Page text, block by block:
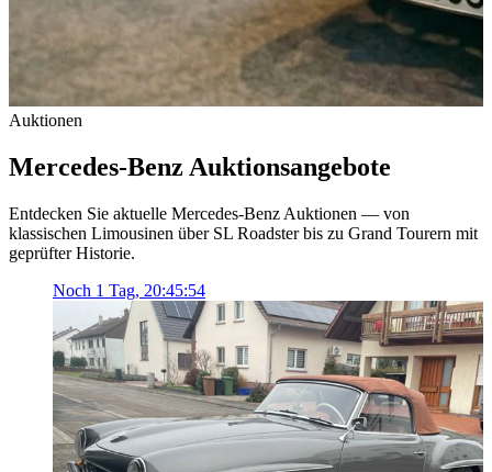
Auktionen
Mercedes-Benz Auktionsangebote
Entdecken Sie aktuelle Mercedes-Benz Auktionen — von
klassischen Limousinen über SL Roadster bis zu Grand Tourern mit
geprüfter Historie.
Noch 1 Tag, 20:45:54